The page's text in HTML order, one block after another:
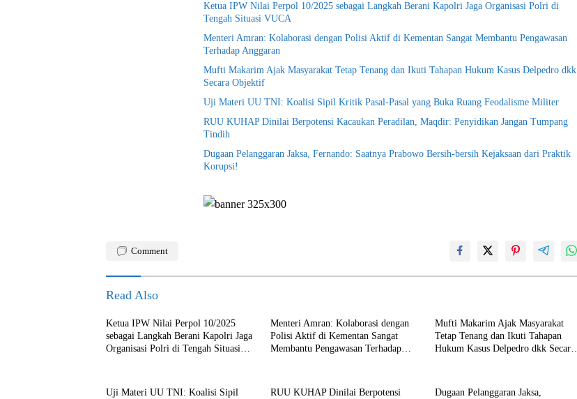
Ketua IPW Nilai Perpol 10/2025 sebagai Langkah Berani Kapolri Jaga Organisasi Polri di
Tengah Situasi VUCA
Menteri Amran: Kolaborasi dengan Polisi Aktif di Kementan Sangat Membantu Pengawasan
Terhadap Anggaran
Mufti Makarim Ajak Masyarakat Tetap Tenang dan Ikuti Tahapan Hukum Kasus Delpedro dkk
Secara Objektif
Uji Materi UU TNI: Koalisi Sipil Kritik Pasal-Pasal yang Buka Ruang Feodalisme Militer
RUU KUHAP Dinilai Berpotensi Kacaukan Peradilan, Maqdir: Penyidikan Jangan Tumpang
Tindih
Dugaan Pelanggaran Jaksa, Fernando: Saatnya Prabowo Bersih-bersih Kejaksaan dari Praktik
Korupsi!
Comment
Read Also
Ketua IPW Nilai Perpol 10/2025
sebagai Langkah Berani Kapolri Jaga
Organisasi Polri di Tengah Situasi
Menteri Amran: Kolaborasi dengan
Polisi Aktif di Kementan Sangat
Membantu Pengawasan Terhadap
Mufti Makarim Ajak Masyarakat
Tetap Tenang dan Ikuti Tahapan
Hukum Kasus Delpedro dkk Secara
Uji Materi UU TNI: Koalisi Sipil
RUU KUHAP Dinilai Berpotensi
Dugaan Pelanggaran Jaksa,